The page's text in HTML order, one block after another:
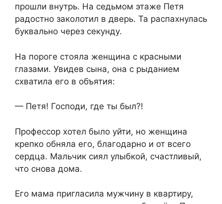
прошли внутрь. На седьмом этаже Петя
радостно заколотил в дверь. Та распахнулась
буквально через секунду.
На пороге стояла женщина с красными
глазами. Увидев сына, она с рыданием
схватила его в объятия:
— Петя! Господи, где ты был?!
Профессор хотел было уйти, но женщина
крепко обняла его, благодарно и от всего
сердца. Мальчик сиял улыбкой, счастливый,
что снова дома.
Его мама пригласила мужчину в квартиру,